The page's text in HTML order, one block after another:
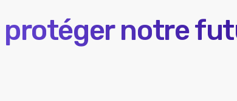
protéger notre